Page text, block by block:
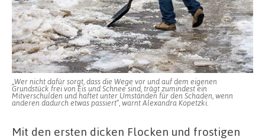
„Wer nicht dafür sorgt, dass die Wege vor und auf dem eigenen
Grundstück frei von Eis und Schnee sind, trägt zumindest ein
Mitverschulden und haftet unter Umständen für den Schaden, wenn
anderen dadurch etwas passiert“, warnt Alexandra Kopetzki.
Mit den ersten dicken Flocken und frostigen